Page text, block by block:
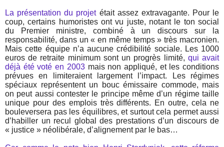
La présentation du projetétait assez extravagante. Pour le
coup, certains humoristes ont vu juste, notant le ton social
du Premier ministre, combiné à un discours sur la
responsabilité, dans un « en même temps » très macronien.
Mais cette équipe n’a aucune crédibilité sociale. Les 1000
euros de retraite minimum sont un progrès limité, qui avait
déjà été voté en 2003mais non appliqué, et les conditions
prévues en limiteraient largement l’impact. Les régimes
spéciaux représentent un bouc émissaire commode, mais
on peut aussi contester le principe même d’un régime taille
unique pour des emplois très différents. En outre, cela ne
bouleversera pas les équilibres, et surtout cela permet aussi
d’habiller un recul global des prestations d’un discours de
« justice » néolibérale, d’alignement par le bas…